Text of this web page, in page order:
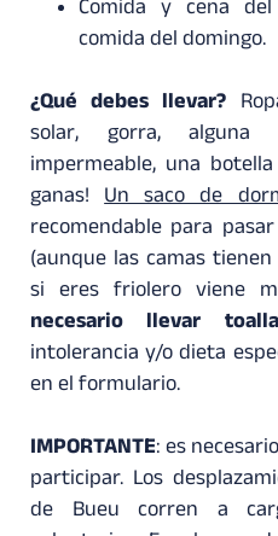
Comida y cena
comida del domingo.
¿Qué debes llevar?
solar, gorra, alguna
impermeable, una
ganas! Un saco de
recomendable para
(aunque las camas
si eres friolero viene
necesario llevar toalla
intolerancia y/o dieta
en el formulario.
IMPORTANTE: es
participar. Los
de Bueu corren a